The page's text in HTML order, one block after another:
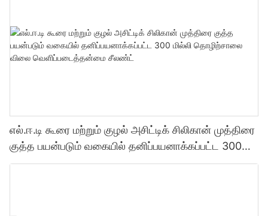
எல்.ஈ.டி கூரை மற்றும் குழல் அசிட்டிக் சிலிகான் முத்திரை
குத்த பயன்படும் வகையில் தனிப்பயனாக்கப்பட்ட 300
மில்லி தொழிற்சாலை விலை வெளிப்படைத்தன்மை